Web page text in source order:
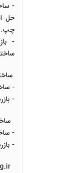
حل
چپ.
-
-
- بازرسی
-
- بازرسی